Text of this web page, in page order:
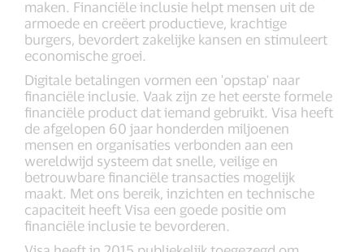
maken. Financiële inclusie helpt mensen uit de
armoede en creëert productieve, krachtige
burgers, bevordert zakelijke kansen en stimuleert
economische groei.
Digitale betalingen vormen een 'opstap' naar
financiële inclusie. Vaak zijn ze het eerste formele
financiële product dat iemand gebruikt. Visa heeft
de afgelopen 60 jaar honderden miljoenen
mensen en organisaties verbonden aan een
wereldwijd systeem dat snelle, veilige en
betrouwbare financiële transacties mogelijk
maakt. Met ons bereik, inzichten en technische
capaciteit heeft Visa een goede positie om
financiële inclusie te bevorderen.